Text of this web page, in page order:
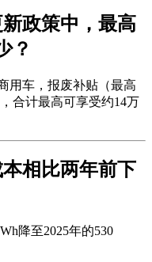
政策中，最高
？
用车，报废补贴（最高
合计最高可享受约14万
相比两年前下
降至2025年的530